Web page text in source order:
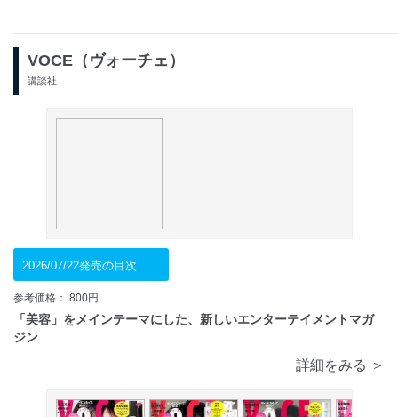
VOCE（ヴォーチェ）
講談社
2026/07/22発売の目次
参考価格： 800円
「美容」をメインテーマにした、新しいエンターテイメントマガ
ジン
詳細をみる ＞